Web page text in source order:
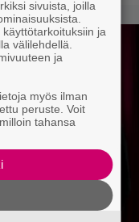
sivuista, joilla
ja
välilehdellä.
ja
myös ilman
peruste. Voit
tahansa